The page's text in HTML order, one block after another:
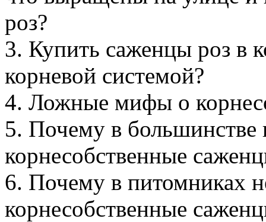
роз?
3. Купить саженцы роз в
корневой системой?
4. Ложные мифы о
5. Почему в большинстве
корнесобственные
6. Почему в питомниках
корнесобственные